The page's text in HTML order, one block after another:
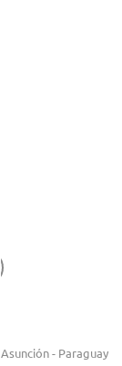
- Paraguay